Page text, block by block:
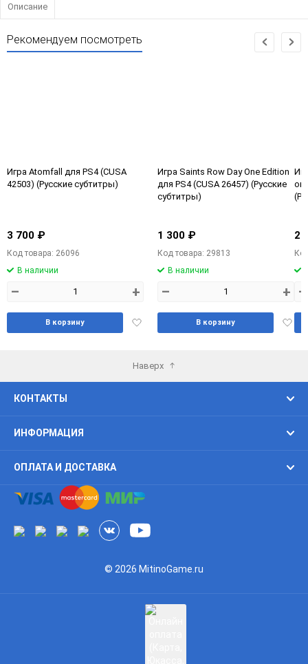
Описание
Рекомендуем посмотреть
Игра Atomfall для PS4 (CUSA
42503) (Русские субтитры)
3 700 ₽
Код товара: 26096
В наличии
– +
Добавить
В корзину
Игра Saints Row Day One Edition
для PS4 (CUSA 26457) (Русские
субтитры)
1 300 ₽
Код товара: 29813
В наличии
– +
В корзину
2
–
Наверх
КОНТАКТЫ
ИНФОРМАЦИЯ
ОПЛАТА И ДОСТАВКА
© 2026 MitinoGame.ru